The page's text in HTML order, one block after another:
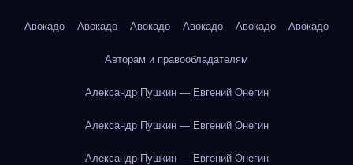
Авокадо Авокадо Авокадо Авокадо Авокадо Авокадо
Авторам и правообладателям
Александр Пушкин — Евгений Онегин
Александр Пушкин — Евгений Онегин
Александр Пушкин — Евгений Онегин